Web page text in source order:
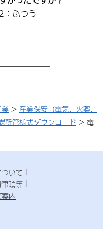
：ふつう
> 産業保安（電気、火薬、
所管様式ダウンロード > 電
いて
項等
内